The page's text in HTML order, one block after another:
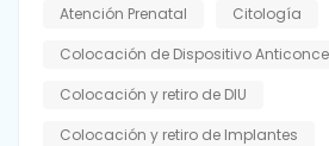
Atención Prenatal
Citología
Colocación de Dispositivo
Colocación y retiro de DIU
Colocación y retiro de Implantes